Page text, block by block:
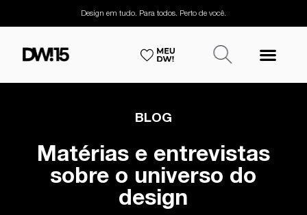
Design em tudo. Para todos. Perto de você.
BLOG
Matérias e entrevistas
sobre o universo do
design